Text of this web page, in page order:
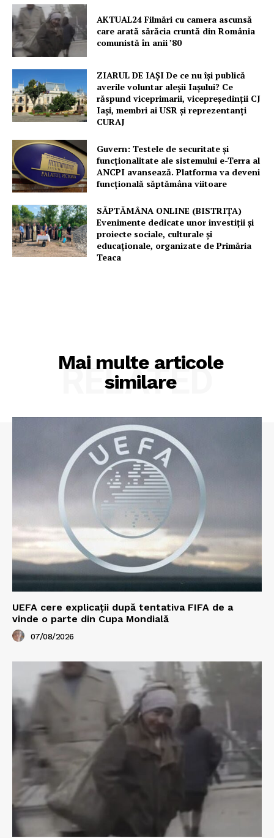
Un proiect
FREEDOM HOUSE ROMÂNIA
AKTUAL24 Filmări cu camera ascunsă
care arată sărăcia cruntă din România
comunistă în anii ’80
ZIARUL DE IAȘI De ce nu își publică
averile voluntar aleșii Iașului? Ce
răspund viceprimarii, vicepreședinții CJ
Iași, membri ai USR și reprezentanți
CURAJ
Guvern: Testele de securitate și
funcționalitate ale sistemului e-Terra al
ANCPI avansează. Platforma va deveni
funcțională săptămâna viitoare
SĂPTĂMÂNA ONLINE (BISTRIȚA)
Evenimente dedicate unor investiții și
proiecte sociale, culturale și
educaționale, organizate de Primăria
Teaca
Mai multe articole
similare
RELATED
UEFA cere explicații după tentativa FIFA de a
vinde o parte din Cupa Mondială
07/08/2026